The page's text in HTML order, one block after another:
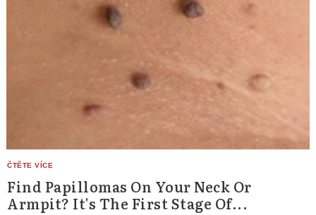
Find Papillomas On Your Neck Or
Armpit? It's The First Stage Of...